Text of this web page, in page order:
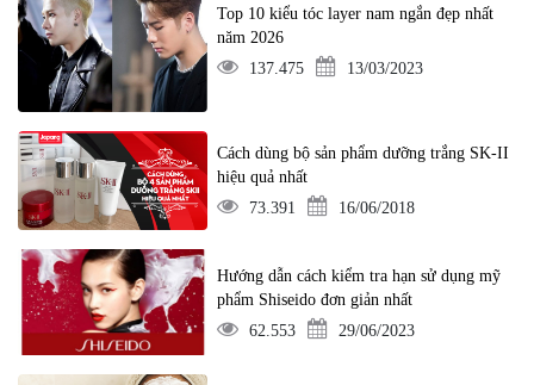
Top 10 kiểu tóc layer nam ngắn đẹp nhất
năm 2026
137.475
13/03/2023
Cách dùng bộ sản phẩm dưỡng trắng SK-II
hiệu quả nhất
73.391
16/06/2018
Hướng dẫn cách kiểm tra hạn sử dụng mỹ
phẩm Shiseido đơn giản nhất
62.553
29/06/2023